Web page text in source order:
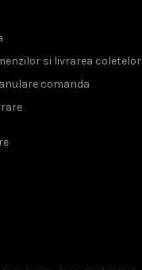
si livrarea coletelor
comanda